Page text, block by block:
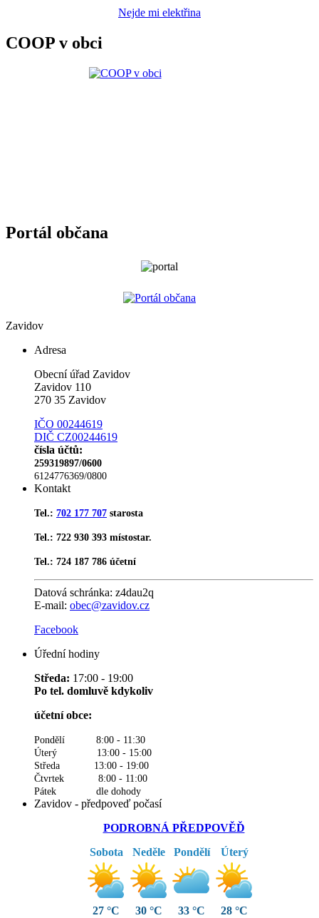
Nejde mi elektřina
COOP v obci
Portál občana
Zavidov
Adresa
Obecní úřad Zavidov
Zavidov 110
270 35 Zavidov
IČO 00244619
DIČ CZ00244619
čísla účtů:
259319897/0600
6124776369/0800
Kontakt
Tel.: 702 177 707 starosta
Tel.: 722 930 393 místostar.
Tel.: 724 187 786 účetní
Datová schránka: z4dau2q
E-mail: obec@zavidov.cz
Facebook
Úřední hodiny
Středa: 17:00 - 19:00
Po tel. domluvě kdykoliv
účetní obce:
Pondělí 8:00 - 11:30
Úterý 13:00 - 15:00
Středa 13:00 - 19:00
Čtvrtek 8:00 - 11:00
Pátek dle dohody
Zavidov - předpoveď počasí
PODROBNÁ PŘEDPOVĚĎ
Sobota
27 °C
Neděle
30 °C
Pondělí
33 °C
Úterý
28 °C